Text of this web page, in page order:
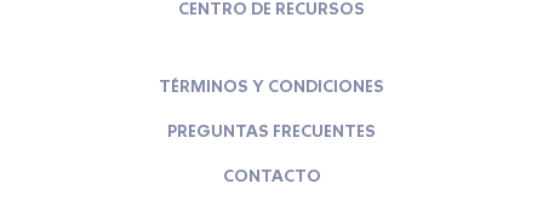
CENTRO DE RECURSOS
TÉRMINOS Y CONDICIONES
PREGUNTAS FRECUENTES
CONTACTO